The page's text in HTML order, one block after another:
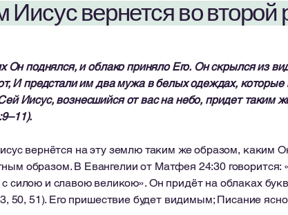
Иисус вернется во второй
Он поднялся, и облако приняло Его. Он скрылся из
И предстали им два мужа в белых одеждах, которые
Иисус, вознесшийся от вас на небо, придет таким
вернётся на эту землю таким же образом, каким
образом. В Евангелии от Матфея 24:30 говорится:
силою и славою великою». Он придёт на облаках
50, 51). Его пришествие будет видимым; Писание